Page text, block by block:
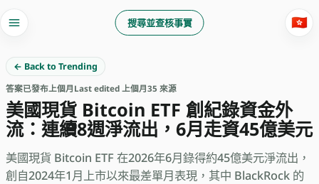
搜尋並查核事實 🇭🇰
← Back to Trending
答案已發布上個月 Last edited 上個月35 來源
美國現貨 Bitcoin ETF 創紀錄資金外
流：連續8週淨流出，6月走資45億美元
美國現貨 Bitcoin ETF 在2026年6月錄得約45億美元淨流出，
創自2024年1月上市以來最差單月表現，其中 BlackRock 的